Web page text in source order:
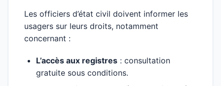
Les officiers d’état civil doivent informer les
usagers sur leurs droits, notamment
concernant :
L’accès aux registres : consultation
gratuite sous conditions.